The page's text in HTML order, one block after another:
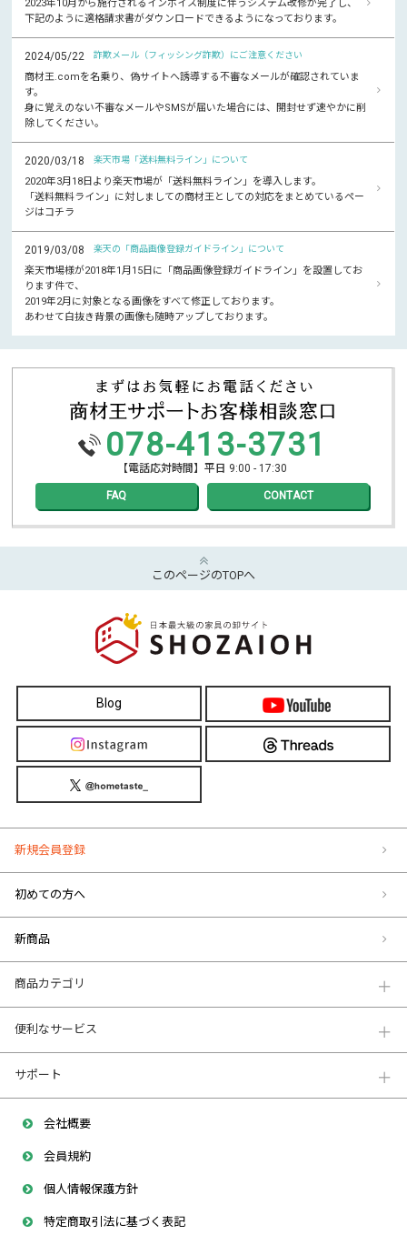
2023年10月から施行されるインボイス制度に伴うシステム改修が完了し、
下記のように適格請求書がダウンロードできるようになっております。
2024/05/22 詐欺メール（フィッシング詐欺）にご注意ください
商材王.comを名乗り、偽サイトへ誘導する不審なメールが確認されていま
す。
身に覚えのない不審なメールやSMSが届いた場合には、開封せず速やかに削
除してください。
2020/03/18 楽天市場「送料無料ライン」について
2020年3月18日より楽天市場が「送料無料ライン」を導入します。
「送料無料ライン」に対しましての商材王としての対応をまとめているペー
ジはコチラ
2019/03/08 楽天の「商品画像登録ガイドライン」について
楽天市場様が2018年1月15日に「商品画像登録ガイドライン」を設置してお
ります件で、
2019年2月に対象となる画像をすべて修正しております。
あわせて白抜き背景の画像も随時アップしております。
078-413-3731
【電話応対時間】平日 9:00 - 17:30
FAQ CONTACT
このページのTOPへ
Blog
新規会員登録
初めての方へ
新商品
商品カテゴリ
便利なサービス
サポート
会社概要
会員規約
個人情報保護方針
特定商取引法に基づく表記